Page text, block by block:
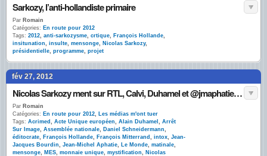
Sarkozy, l’anti-hollandiste primaire
Par Romain
Catégories: En route pour 2012
Tags: 2012, anti-sarkozysme, crtique, François Hollande,
insitunation, insulte, mensonge, Nicolas Sarkozy,
présidentielle, programme, projet
fév 27, 2012
Nicolas Sarkozy ment sur RTL, Calvi, Duhamel et @jmaphatie laissent dire
Par Romain
Catégories: En route pour 2012, Les médias m'ont tuer
Tags: Acrimed , Acte Unique européen, Alain Duhamel , Arrêt
Sur Image, Assemblée nationale, Daniel Schneidermann,
éditocrate, François Hollande, François Mitterrand , intox, Jean-
Jacques Bourdin, Jean-Michel Aphatie, Le Monde, matinale,
mensonge, MES, monnaie unique, mystification, Nicolas